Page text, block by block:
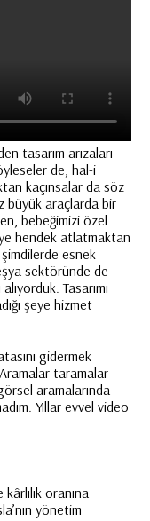
tasarım arızaları
de, hal-i
kaçınsalar da söz
büyük araçlarda bir
bebeğimizi özel
hendek atlatmaktan
esnek
sektöründe de
Tasarımı
şeye hizmet
gidermek
taramalar
aramalarında
Yıllar evvel video
oranına
yönetim